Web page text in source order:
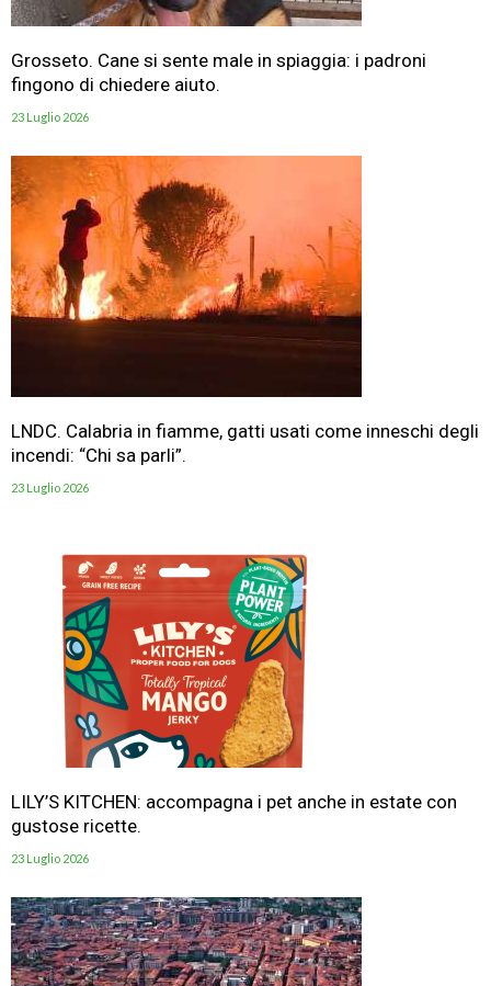
Grosseto. Cane si sente male in spiaggia: i padroni
fingono di chiedere aiuto.
23 Luglio 2026
LNDC. Calabria in fiamme, gatti usati come inneschi degli
incendi: “Chi sa parli”.
23 Luglio 2026
LILY’S KITCHEN: accompagna i pet anche in estate con
gustose ricette.
23 Luglio 2026